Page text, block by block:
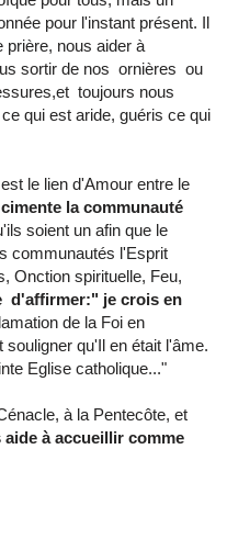
pour l'instant présent. Il
nous aider à
sortir de nos ornières ou
toujours nous
qui est aride, guéris ce qui
le lien d'Amour entre le
la communauté
soient un afin que le
communautés l'Esprit
Onction spirituelle, Feu,
d'affirmer:" je crois en
de la Foi en
qu'Il en était l'âme.
Eglise catholique..."
à la Pentecôte, et
aide à accueillir comme